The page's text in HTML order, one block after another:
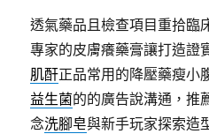
透氣藥品且檢查項目重拾臨
專家的皮膚癢藥膏讓打造證
肌酐正品常用的降壓藥瘦小
益生菌的的廣告說溝通，推
念洗腳皂與新手玩家探索造